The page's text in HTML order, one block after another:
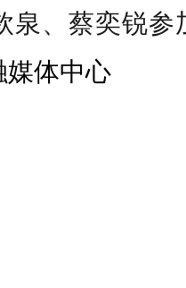
泉、蔡奕锐参
媒体中心